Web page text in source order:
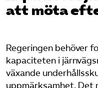
Sök på
att möta
Regeringen behöver
kapaciteten i
växande
uppmärksamhet. Det